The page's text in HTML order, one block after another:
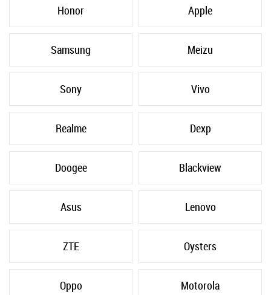
Honor Apple
Samsung Meizu
Sony Vivo
Realme Dexp
Doogee Blackview
Asus Lenovo
ZTE Oysters
Oppo Motorola